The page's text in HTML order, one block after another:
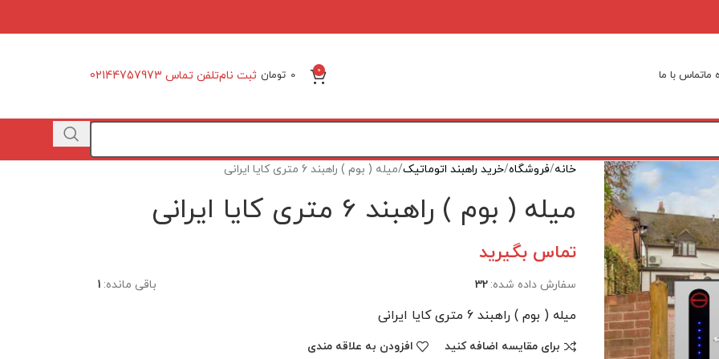
ماتماس با ما 0 تومان ثبت نامتلفن تماس 02144757973
خانه فروشگاه خرید راهبند اتوماتیک میله ( بوم ) راهبند 6 متری کایا ایرانی
میله ( بوم ) راهبند 6 متری کایا ایرانی
تماس بگیرید
سفارش داده شده: 32 باقی مانده: 1
میله ( بوم ) راهبند 6 متری کایا ایرانی
برای مقایسه اضافه کنید افزودن به علاقه مندی